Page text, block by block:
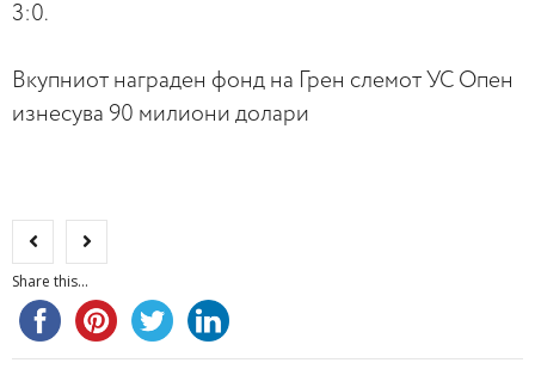
3:0.
Вкупниот награден фонд на Грен слемот УС Опен
изнесува 90 милиони долари
Share this...